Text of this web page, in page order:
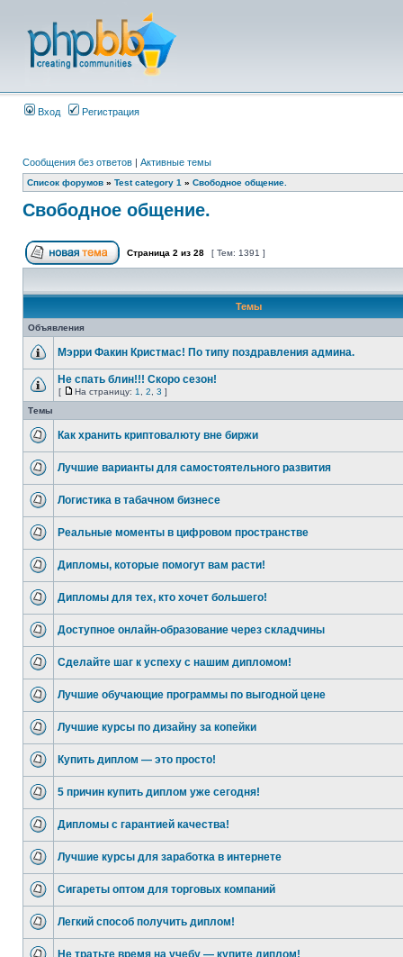
Вход Регистрация
Сообщения без ответов | Активные темы
Список форумов » Test category 1 » Свободное общение.
Свободное общение.
Страница 2 из 28 [ Тем: 1391 ]
Темы
Объявления
Мэрри Факин Кристмас! По типу поздравления админа.
Не спать блин!!! Скоро сезон!
[ На страницу: 1 2 3 ]
Темы
Как хранить криптовалюту вне биржи
Лучшие варианты для самостоятельного развития
Логистика в табачном бизнесе
Реальные моменты в цифровом пространстве
Дипломы, которые помогут вам расти!
Дипломы для тех, кто хочет большего!
Доступное онлайн-образование через складчины
Сделайте шаг к успеху с нашим дипломом!
Лучшие обучающие программы по выгодной цене
Лучшие курсы по дизайну за копейки
Купить диплом — это просто!
5 причин купить диплом уже сегодня!
Дипломы с гарантией качества!
Лучшие курсы для заработка в интернете
Сигареты оптом для торговых компаний
Легкий способ получить диплом!
Не тратьте время на учебу — купите диплом!